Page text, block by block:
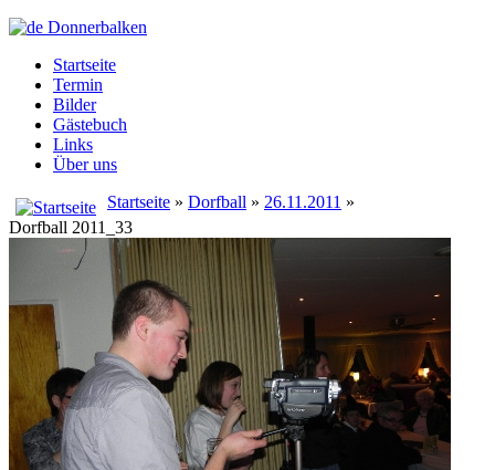
Startseite
Termin
Bilder
Gästebuch
Links
Über uns
Startseite » Dorfball » 26.11.2011 »
Dorfball 2011_33